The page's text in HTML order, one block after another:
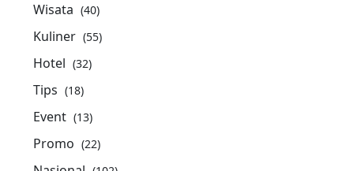
Wisata (40)
Kuliner (55)
Hotel (32)
Tips (18)
Event (13)
Promo (22)